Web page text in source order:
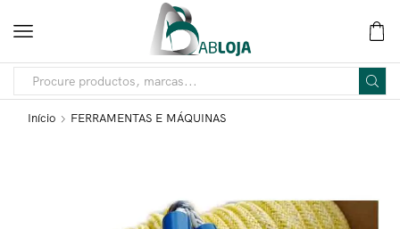
Início FERRAMENTAS E MÁQUINAS